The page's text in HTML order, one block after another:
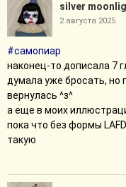
silver
2 августа 2025
#самопиар
наконец-то дописала 7
думала уже бросать, но
вернулась ^з^
а еще в моих
пока что без формы
такую